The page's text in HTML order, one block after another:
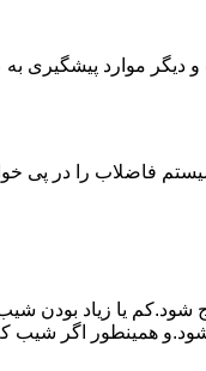
دیگر موارد پیشگیری
شود.کم یا زیاد بودن
همینطور اگر